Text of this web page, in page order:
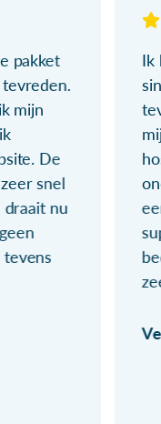
pakket
mijn
De
snel
draait nu
Ik